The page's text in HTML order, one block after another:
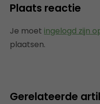
Plaats reactie
Je moet ingelogd zijn
plaatsen.
Gerelateerde